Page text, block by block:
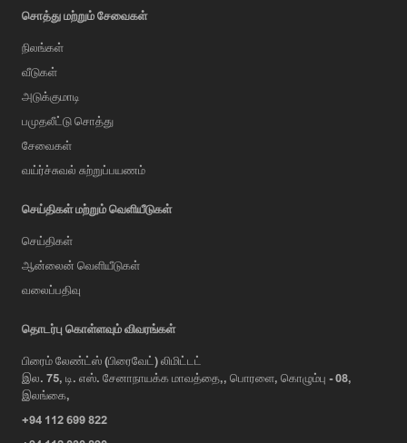
சொத்து மற்றும் சேவைகள்
நிலங்கள்
வீடுகள்
அடுக்குமாடி
பமுதலீட்டு சொத்து
சேவைகள்
வய்ர்ச்சுவல் சுற்றுப்பயணம்
செய்திகள் மற்றும் வெளியீடுகள்
செய்திகள்
ஆன்லைன் வெளியீடுகள்
வலைப்பதிவு
தொடர்பு கொள்ளவும் விவரங்கள்
பிரைம் லேண்ட்ஸ் (பிரைவேட்) லிமிட்டட்
இல. 75, டி. எஸ். சேனாநாயக்க மாவத்தை,, பொரளை, கொழும்பு - 08,
இலங்கை,
+94 112 699 822